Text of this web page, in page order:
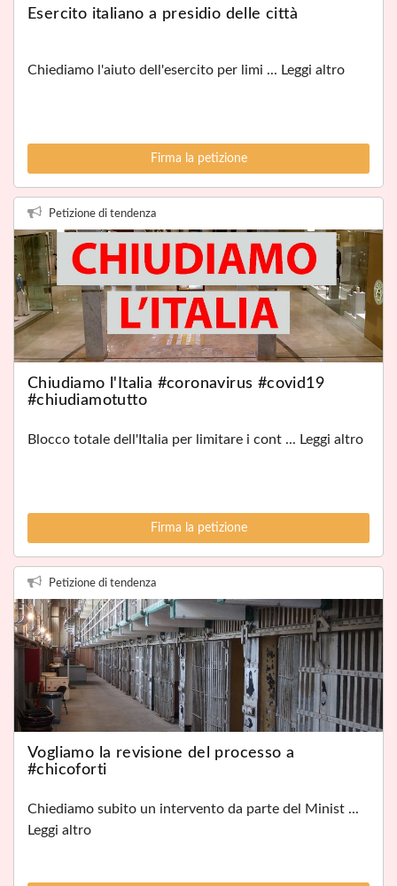
Esercito italiano a presidio delle città
Chiediamo l'aiuto dell'esercito per limi ... Leggi altro
Firma la petizione
Petizione di tendenza
Chiudiamo l'Italia #coronavirus #covid19
#chiudiamotutto
Blocco totale dell'Italia per limitare i cont ... Leggi altro
Firma la petizione
Petizione di tendenza
Vogliamo la revisione del processo a
#chicoforti
Chiediamo subito un intervento da parte del Minist ...
Leggi altro